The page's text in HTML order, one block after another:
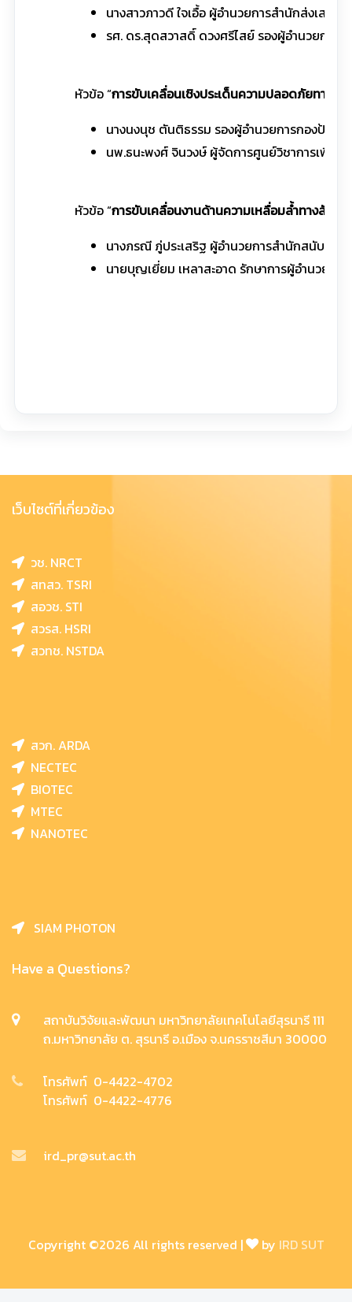
นางสาวภาวดี ใจเอื้อ ผู้อำนวยการสำนักส่งเสริ
รศ. ดร.สุดสวาสดิ์ ดวงศรีไสย์ รองผู้อำนวยการ
หัวข้อ “การขับเคลื่อนเชิงประเด็นความปลอดภัยทางถน
นางนงนุช ตันติธรรม รองผู้อำนวยการกองป้อง
นพ.ธนะพงศ์ จินวงษ์ ผู้จัดการศูนย์วิชาการเพื่อ
หัวข้อ “การขับเคลื่อนงานด้านความเหลื่อมล้ำทางสังคม
นางภรณี ภู่ประเสริฐ ผู้อำนวยการสำนักสนับสนุน
นายบุญเยี่ยม เหลาสะอาด รักษาการผู้อำนวยก
เว็บไซต์ที่เกี่ยวข้อง
วช. NRCT
สทสว. TSRI
สอวช. STI
สวรส. HSRI
สวทช. NSTDA
สวก. ARDA
NECTEC
BIOTEC
MTEC
NANOTEC
SIAM PHOTON
Have a Questions?
สถาบันวิจัยและพัฒนา มหาวิทยาลัยเทคโนโลยีสุรนารี 111
ถ.มหาวิทยาลัย ต. สุรนารี อ.เมือง จ.นครราชสีมา 30000
โทรศัพท์ 0-4422-4702
โทรศัพท์ 0-4422-4776
ird_pr@sut.ac.th
Copyright ©2026 All rights reserved | by IRD SUT